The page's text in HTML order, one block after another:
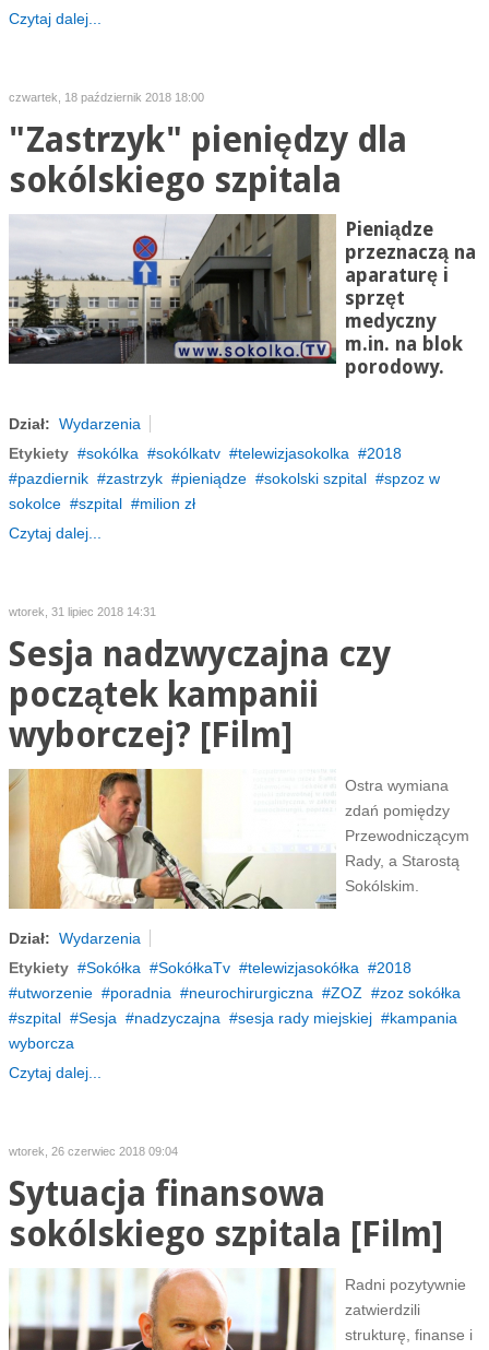
Czytaj dalej...
czwartek, 18 październik 2018 18:00
"Zastrzyk" pieniędzy dla
sokólskiego szpitala
Pieniądze
przeznaczą na
aparaturę i
sprzęt
medyczny
m.in. na blok
porodowy.
Dział: Wydarzenia
Etykiety
sokólka sokólkatv telewizjasokolka
2018
pazdiernik
zastrzyk pieniądze sokolski szpital
spzoz w
sokolce
szpital
milion zł
Czytaj dalej...
wtorek, 31 lipiec 2018 14:31
Sesja nadzwyczajna czy
początek kampanii
wyborczej? [Film]
Ostra wymiana
zdań pomiędzy
Przewodniczącym
Rady, a Starostą
Sokólskim.
Dział: Wydarzenia
Etykiety
Sokółka SokółkaTv telewizjasokółka
2018
utworzenie
poradnia neurochirurgiczna ZOZ
zoz sokółka
szpital
Sesja nadzyczajna sesja rady miejskiej
kampania
wyborcza
Czytaj dalej...
wtorek, 26 czerwiec 2018 09:04
Sytuacja finansowa
sokólskiego szpitala [Film]
Radni pozytywnie
zatwierdzili
strukturę, finanse i